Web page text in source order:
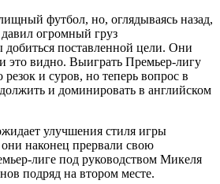
футбол, но, оглядываясь назад,
огромный груз
добиться поставленной цели. Они
это видно. Выиграть Премьер-лигу
и суров, но теперь вопрос в
и доминировать в английском
улучшения стиля игры
наконец прервали свою
лиге под руководством Микеля
подряд на втором месте.